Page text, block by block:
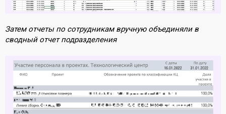
Затем отчеты по сотрудникам вручную объединяли в
сводный отчет подразделения